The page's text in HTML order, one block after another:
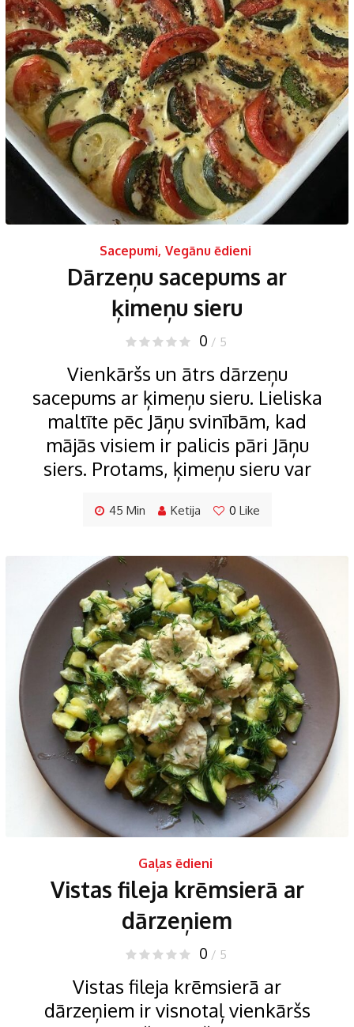
Sacepumi, Vegānu ēdieni
Dārzeņu sacepums ar
ķimeņu sieru
0 / 5
Vienkāršs un ātrs dārzeņu
sacepums ar ķimeņu sieru. Lieliska
maltīte pēc Jāņu svinībām, kad
mājās visiem ir palicis pāri Jāņu
siers. Protams, ķimeņu sieru var
45 Min Ketija 0 Like
Gaļas ēdieni
Vistas fileja krēmsierā ar
dārzeņiem
0 / 5
Vistas fileja krēmsierā ar
dārzeņiem ir visnotaļ vienkāršs